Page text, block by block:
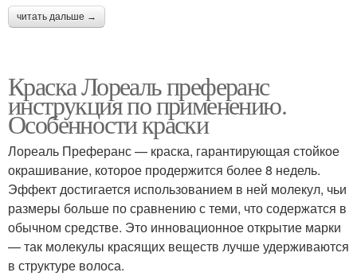
читать дальше →
Краска Лореаль преферанс
инструкция по применению.
Особенности краски
Лореаль Преферанс — краска, гарантирующая стойкое
окрашивание, которое продержится более 8 недель.
Эффект достигается использованием в ней молекул, чьи
размеры больше по сравнению с теми, что содержатся в
обычном средстве. Это инновационное открытие марки
— так молекулы красящих веществ лучше удерживаются
в структуре волоса.